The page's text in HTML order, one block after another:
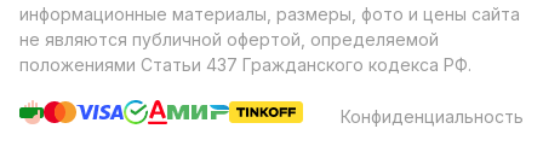
информационные материалы, размеры, фото и цены сайта
не являются публичной офертой, определяемой
положениями Статьи 437 Гражданского кодекса РФ.
Конфиденциальность